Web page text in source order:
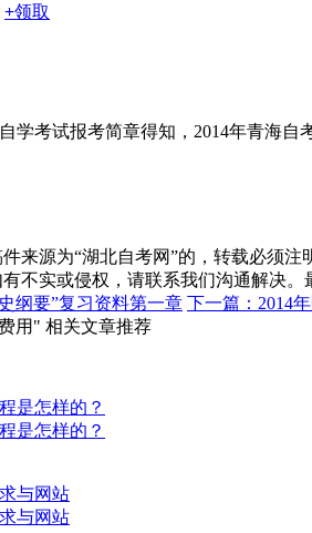
+领取
考试报考简章得知，2014年青海自
来源为“湖北自考网”的，转载必须注
不实或侵权，请联系我们沟通解决
纲要”复习资料第一章 下一篇：2014
用" 相关文章推荐
是怎样的？
是怎样的？
与网站
与网站